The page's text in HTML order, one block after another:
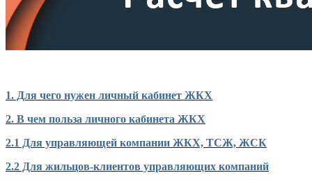
1. Для чего нужен личный кабинет ЖКХ
2. В чем польза личного кабинета ЖКХ
2.1 Для управляющей компании ЖКХ, ТСЖ, ЖСК
2.2 Для жильцов-клиентов управляющих компаний